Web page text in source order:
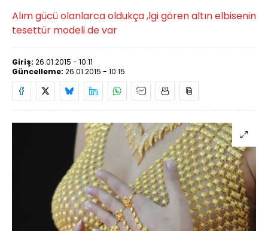
Alım gücü olanlarca oldukça ,lgi gören altın elbisenin
tesettür modeli de var
Giriş: 26.01.2015 - 10:11
Güncelleme: 26.01.2015 - 10:15